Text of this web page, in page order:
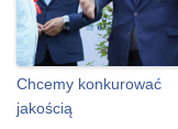
Chcemy konkurować
jakością